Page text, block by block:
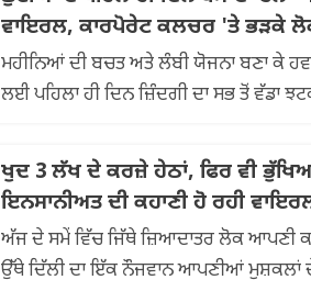
ਵਾਇਰਲ, ਕਾਰਪੋਰੇਟ ਕਲਚਰ 'ਤੇ ਭੜਕੇ
ਮਹੀਨਿਆਂ ਦੀ ਬਚਤ ਅਤੇ ਲੰਬੀ ਯੋਜਨਾ ਬਣਾ ਕੇ
ਲਈ ਪਹਿਲਾ ਹੀ ਦਿਨ ਜ਼ਿੰਦਗੀ ਦਾ ਸਭ ਤੋਂ ਵੱਡਾ
ਖੁਦ 3 ਲੱਖ ਦੇ ਕਰਜ਼ੇ ਹੇਠਾਂ, ਫਿਰ ਵੀ
ਇਨਸਾਨੀਅਤ ਦੀ ਕਹਾਣੀ ਹੋ ਰਹੀ
ਅੱਜ ਦੇ ਸਮੇਂ ਵਿੱਚ ਜਿੱਥੇ ਜ਼ਿਆਦਾਤਰ ਲੋਕ ਆਪਣੀ
ਉੱਥੇ ਦਿੱਲੀ ਦਾ ਇੱਕ ਨੌਜਵਾਨ ਆਪਣੀਆਂ ਮੁਸ਼ਕਲਾਂ ਦੇ